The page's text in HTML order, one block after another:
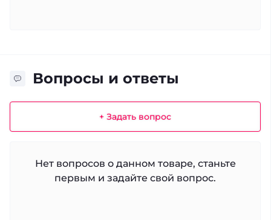
Вопросы и ответы
+ Задать вопрос
Нет вопросов о данном товаре, станьте
первым и задайте свой вопрос.